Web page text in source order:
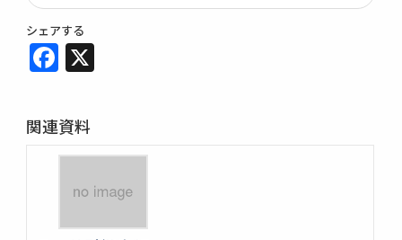
シェアする
Facebook
関連資料